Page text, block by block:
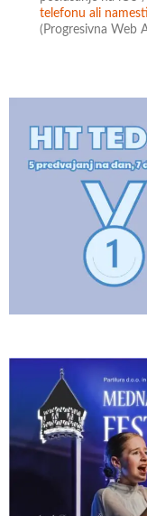
telefonu ali
(Progresivna Web